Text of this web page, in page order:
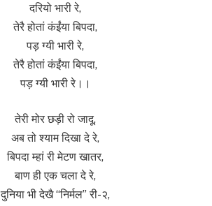
दरियो भारी रे,
तेरै होतां कंईंया बिपदा,
पड़ ग्यी भारी रे,
तेरै होतां कंईंया बिपदा,
पड़ ग्यी भारी रे।।
तेरी मोर छड़ी रो जादू,
अब तो श्याम दिखा दे रे,
बिपदा म्हां री मेटण खातर,
बाण ही एक चला दे रे,
दुनिया भी देखै “निर्मल” री-२,